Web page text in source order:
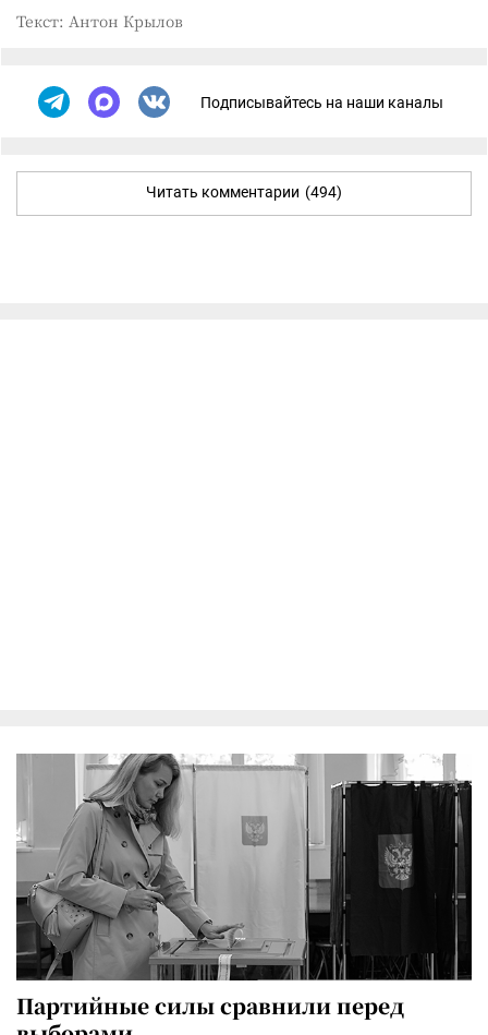
Текст: Антон Крылов
Подписывайтесь на наши каналы
Читать комментарии (494)
Партийные силы сравнили перед